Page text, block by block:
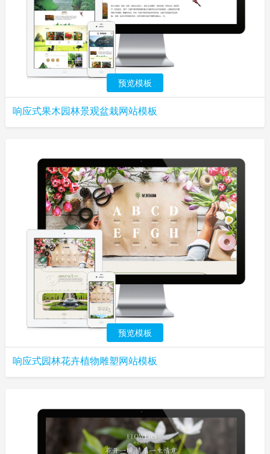
预览模板
响应式果木园林景观盆栽网站模板
预览模板
响应式园林花卉植物雕塑网站模板